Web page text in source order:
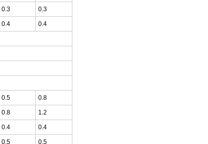
0.3 0.3
0.4 0.4
0.5 0.8
0.8 1.2
0.4 0.4
0.5 0.5